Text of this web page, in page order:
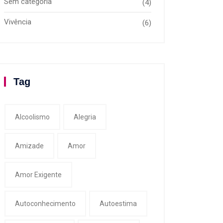
(4)
Vivência (6)
Tag
Alcoolismo Alegria
Amizade Amor
Amor Exigente
Autoconhecimento Autoestima